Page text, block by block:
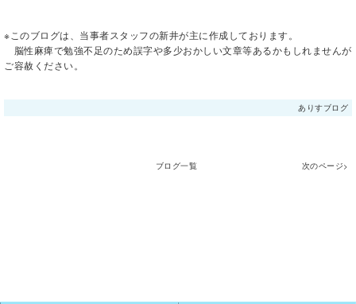
※このブログは、当事者スタッフの新井が主に作成しております。
脳性麻痺で勉強不足のため誤字や多少おかしい文章等あるかもしれませんが
ご容赦ください。
ありすブログ
ブログ一覧 次のページ>